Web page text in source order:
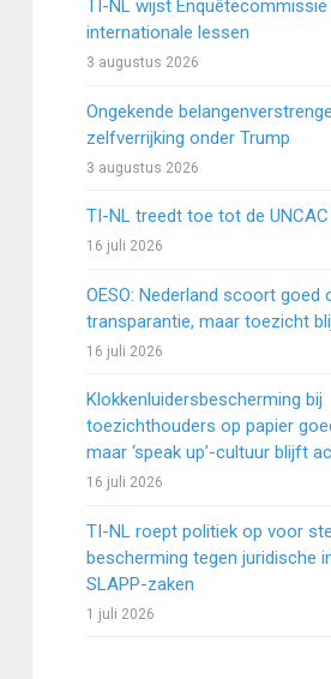
TI-NL wijst
internationale lessen
3 augustus 2026
Ongekende
zelfverrijking onder Trump
3 augustus 2026
TI-NL treedt toe tot de
16 juli 2026
OESO: Nederland scoort goed
transparantie, maar toezicht
16 juli 2026
Klokkenluidersbescherming bij
toezichthouders op papier
maar ‘speak up’-cultuur blijft
16 juli 2026
TI-NL roept politiek op voor
bescherming tegen juridische
SLAPP-zaken
1 juli 2026